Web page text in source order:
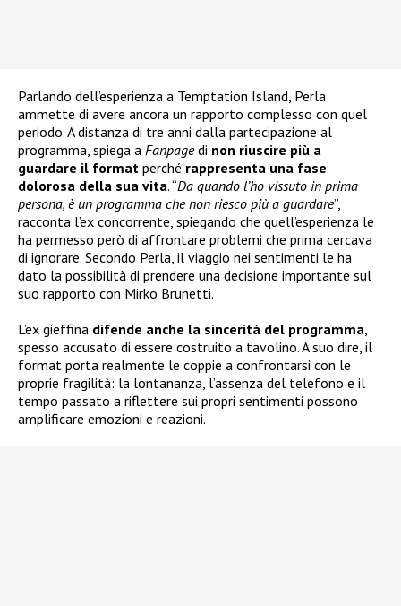
Parlando dell’esperienza a Temptation Island, Perla
ammette di avere ancora un rapporto complesso con quel
periodo. A distanza di tre anni dalla partecipazione al
programma, spiega a Fanpagedi non riuscire più a
guardare il format perché rappresenta una fase
dolorosa della sua vita. “Da quando l’ho vissuto in prima
persona, è un programma che non riesco più a guardare”,
racconta l’ex concorrente, spiegando che quell’esperienza le
ha permesso però di affrontare problemi che prima cercava
di ignorare. Secondo Perla, il viaggio nei sentimenti le ha
dato la possibilità di prendere una decisione importante sul
suo rapporto con Mirko Brunetti.
L’ex gieffina difende anche la sincerità del programma
spesso accusato di essere costruito a tavolino. A suo dire, il
format porta realmente le coppie a confrontarsi con le
proprie fragilità: la lontananza, l’assenza del telefono e il
tempo passato a riflettere sui propri sentimenti possono
amplificare emozioni e reazioni.